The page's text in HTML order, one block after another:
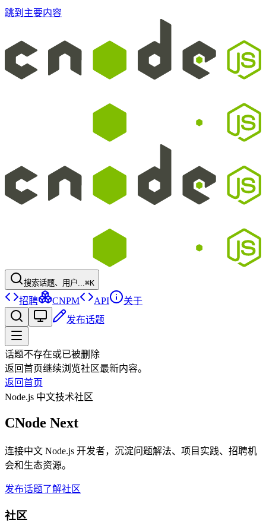
跳到主要内容
搜索话题、用户...⌘K
招聘 CNPM API
关于
发布话题
话题不存在或已被删除
返回首页继续浏览社区最新内容。
返回首页
Node.js 中文技术社区
CNode Next
连接中文 Node.js 开发者，沉淀问题解法、项目实践、招聘机
会和生态资源。
发布话题了解社区
社区